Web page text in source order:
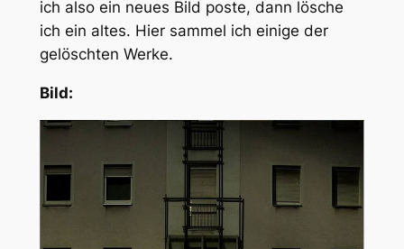
ich also ein neues Bild poste, dann lösche
ich ein altes. Hier sammel ich einige der
gelöschten Werke.
Bild: